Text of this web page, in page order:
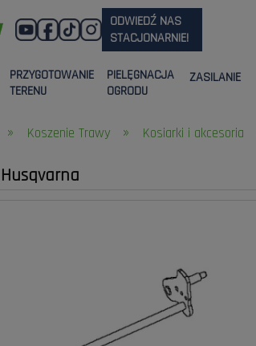
ODWIEDŹ NAS
STACJONARNIE!
PRZYGOTOWANIE
TERENU
PIELĘGNACJA
OGRODU
ZASILANIE
» Koszenie Trawy » Kosiarki i akcesoria